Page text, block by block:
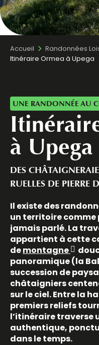
Accueil
Randonnées
Itinéraire Ormea à Upega
UNE RANDONNÉE AU
à Upega
DES
RUELLES DE PIERRE
Il existe des
un territoire comme
jamais parlé. La
appartient à cette
demontagne
panoramique (la
succession de
châtaigniers
sur le ciel. Entre la
premiers reliefs
l’itinéraire traverse
authentique,
dans le temps.